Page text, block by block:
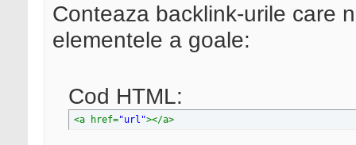
Conteaza backlink-urile care
elementele a goale:
Cod HTML:
<a href="url"></a>